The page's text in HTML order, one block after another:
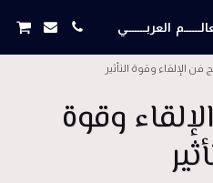
العربـــــــي
فن الإلقاء وقوة التأثير
وقوة